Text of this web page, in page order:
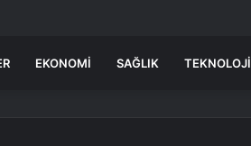
EKONOMI SAĞLIK TEKNOLOJI